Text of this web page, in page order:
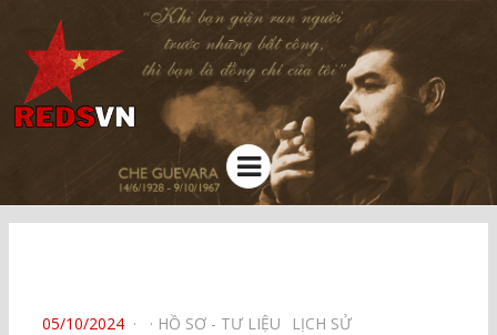
Kênh chia sẻ tri thức cộng đồng
Menu
POSTED
05/10/2024 HỒ SƠ - TƯ LIỆU⠀ LỊCH SỬ⠀